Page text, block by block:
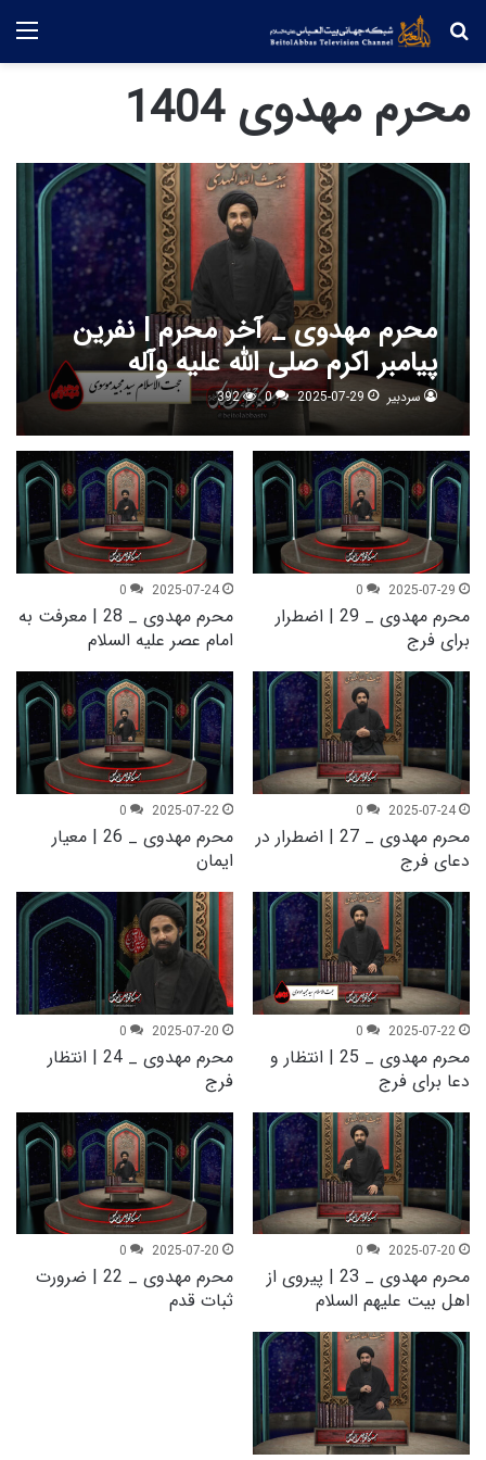
جستجو
محرم مهدوی 1404
محرم مهدوی _ آخر محرم | نفرین
پیامبر اکرم صلی الله علیه وآله
سردبیر 2025-07-29
0
392
2025-07-29
0
محرم مهدوی _ 29 | اضطرار
برای فرج
2025-07-24
0
محرم مهدوی _ 28 | معرفت به
امام عصر علیه السلام
2025-07-24
0
محرم مهدوی _ 27 | اضطرار در
دعای فرج
2025-07-22
0
محرم مهدوی _ 26 | معیار
ایمان
2025-07-22
0
محرم مهدوی _ 25 | انتظار و
دعا برای فرج
2025-07-20
0
محرم مهدوی _ 24 | انتظار
فرج
2025-07-20
0
محرم مهدوی _ 23 | پیروی از
اهل بیت علیهم السلام
2025-07-20
0
محرم مهدوی _ 22 | ضرورت
ثبات قدم